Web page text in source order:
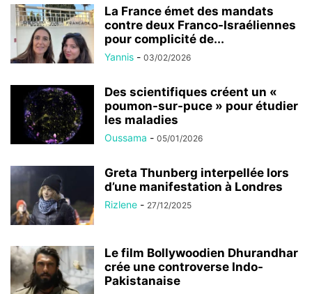
La France émet des mandats
contre deux Franco-Israéliennes
pour complicité de...
Yannis - 03/02/2026
Des scientifiques créent un «
poumon-sur-puce » pour étudier
les maladies
Oussama - 05/01/2026
Greta Thunberg interpellée lors
d’une manifestation à Londres
Rizlene - 27/12/2025
Le film Bollywoodien Dhurandhar
crée une controverse Indo-
Pakistanaise